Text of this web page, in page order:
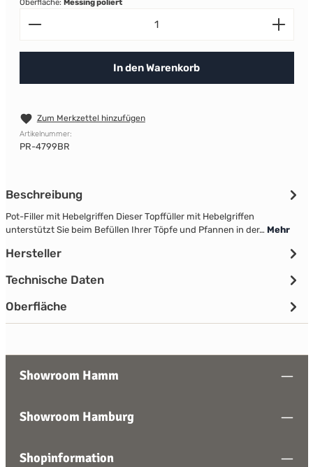
Oberfläche: Messing poliert
Produkt Anzahl: Gib den gewünschten Wert ein
In den Warenkorb
Zum Merkzettel hinzufügen
Artikelnummer:
PR-4799BR
Beschreibung
Pot-Filler mit Hebelgriffen Dieser Topffüller mit Hebelgriffen
unterstützt Sie beim Befüllen Ihrer Töpfe und Pfannen in der… Mehr
Hersteller
Technische Daten
Oberfläche
Showroom Hamm
Showroom Hamburg
Shopinformation